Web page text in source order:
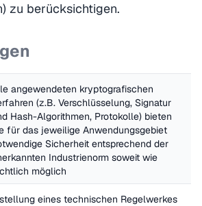
zu berücksichtigen.
angewendeten kryptografischen
(z.B. Verschlüsselung, Signatur
Hash-Algorithmen, Protokolle) bieten
für das jeweilige Anwendungsgebiet
Sicherheit entsprechend der
Industrienorm soweit wie
möglich
eines technischen Regelwerkes